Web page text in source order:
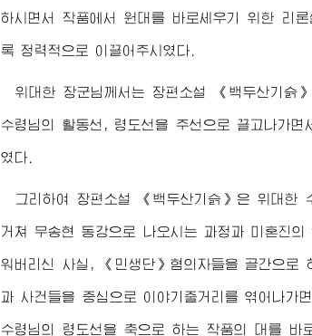
하시면서 작품에서 원대를 바로세우기 위한 리
록 정력적으로 이끌어주시였다.
위대한 장군님께서는 장편소설 《백두산기슭
수령님 의 활동선, 령도선을 주선으로 끌고나가면
였다.
그리하여 장편소설 《백두산기슭》은 위대한
거쳐 무송현 동강으로 나오시는 과정과 미혼진
워버리신 사실, 《민생단》혐의자들을 골간으
과 사건들을 중심으로 이야기줄거리를 엮어나가
수령님 의 령도선을 축으로 하는 작품의 대를 바